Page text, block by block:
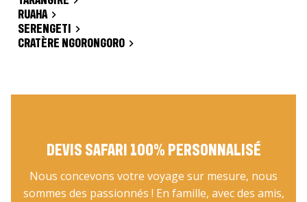
RUAHA
SERENGETI
CRATÈRE NGORONGORO
DEVIS SAFARI 100% PERSONNALISÉ
Nous concevons votre voyage sur mesure, nous
sommes des passionnés ! En famille, avec des amis,